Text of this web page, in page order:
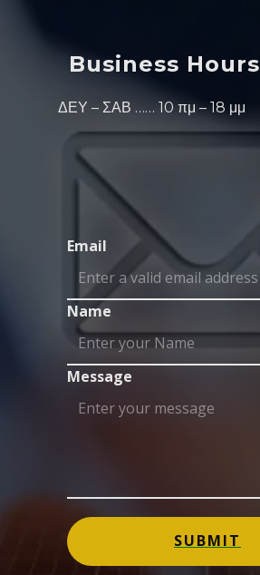
Business Hours
ΔΕΥ – ΣΑΒ …… 10 πμ – 18 μμ
Email
Name
Message
SUBMIT